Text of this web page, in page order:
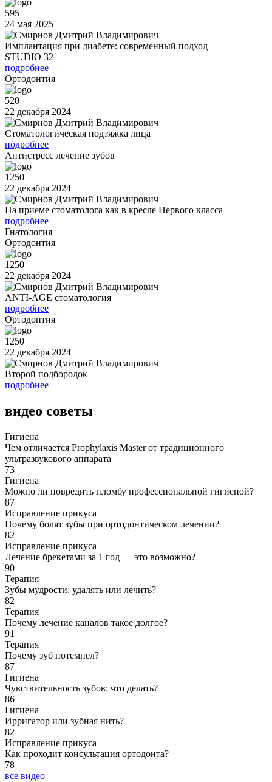
595
24 мая 2025
Имплантация при диабете: современный подход
STUDIO 32
подробнее
Ортодонтия
520
22 декабря 2024
Стоматологическая подтяжка лица
подробнее
Антистресс лечение зубов
1250
22 декабря 2024
На приеме стоматолога как в кресле Первого класса
подробнее
Гнатология
Ортодонтия
1250
22 декабря 2024
ANTI-AGE стоматология
подробнее
Ортодонтия
1250
22 декабря 2024
Второй подбородок
подробнее
видео советы
Гигиена
Чем отличается Prophylaxis Master от традиционного
ультразвукового аппарата
73
Гигиена
Можно ли повредить пломбу профессиональной гигиеной?
87
Исправление прикуса
Почему болят зубы при ортодонтическом лечении?
82
Исправление прикуса
Лечение брекетами за 1 год — это возможно?
90
Терапия
Зубы мудрости: удалять или лечить?
82
Терапия
Почему лечение каналов такое долгое?
91
Терапия
Почему зуб потемнел?
87
Гигиена
Чувствительность зубов: что делать?
86
Гигиена
Ирригатор или зубная нить?
82
Исправление прикуса
Как проходит консультация ортодонта?
78
все видео